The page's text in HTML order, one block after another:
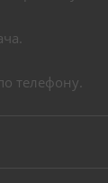
телефону.